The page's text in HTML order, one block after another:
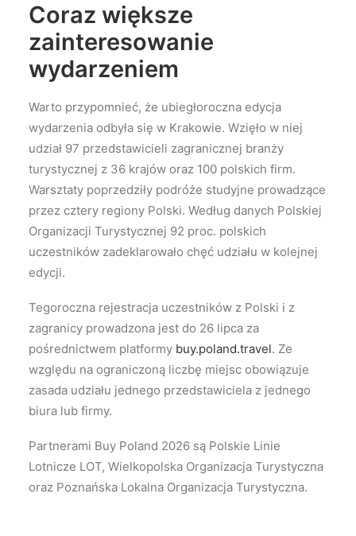
Coraz większe
zainteresowanie
wydarzeniem
Warto przypomnieć, że ubiegłoroczna edycja
wydarzenia odbyła się w Krakowie. Wzięło w niej
udział 97 przedstawicieli zagranicznej branży
turystycznej z 36 krajów oraz 100 polskich firm.
Warsztaty poprzedziły podróże studyjne prowadzące
przez cztery regiony Polski. Według danych Polskiej
Organizacji Turystycznej 92 proc. polskich
uczestników zadeklarowało chęć udziału w kolejnej
edycji.
Tegoroczna rejestracja uczestników z Polski i z
zagranicy prowadzona jest do 26 lipca za
pośrednictwem platformy buy.poland.travel. Ze
względu na ograniczoną liczbę miejsc obowiązuje
zasada udziału jednego przedstawiciela z jednego
biura lub firmy.
Partnerami Buy Poland 2026 są Polskie Linie
Lotnicze LOT, Wielkopolska Organizacja Turystyczna
oraz Poznańska Lokalna Organizacja Turystyczna.